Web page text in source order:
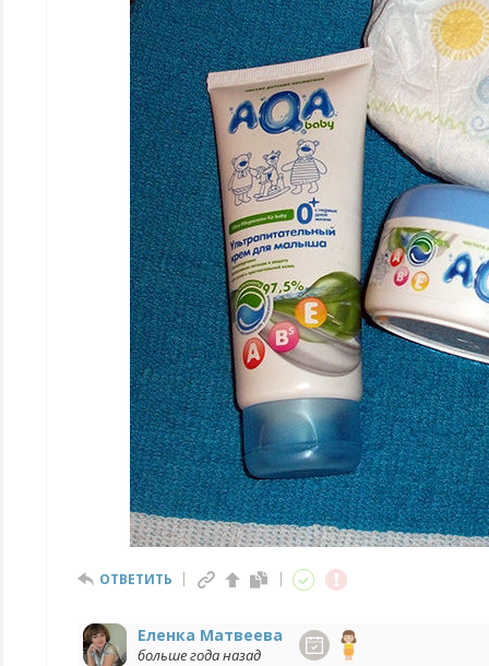
ОТВЕТИТЬ
Еленка Матвеева
больше года назад